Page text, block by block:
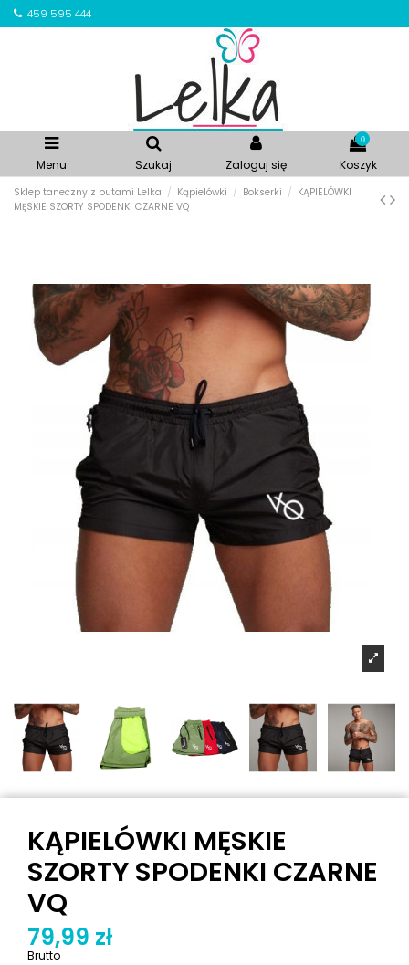
459 595 444
Menu Szukaj Zaloguj się
0
Koszyk
Sklep taneczny z butami Lelka Kąpielówki Bokserki
KĄPIELÓWKI
MĘSKIE SZORTY SPODENKI CZARNE VQ
KĄPIELÓWKI MĘSKIE
SZORTY SPODENKI CZARNE
VQ
79,99 zł
Brutto